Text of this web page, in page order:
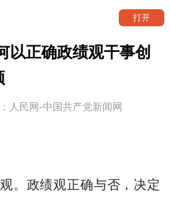
打开
以正确政绩观干事创
人民网-中国共产党新闻网
。政绩观正确与否，决定